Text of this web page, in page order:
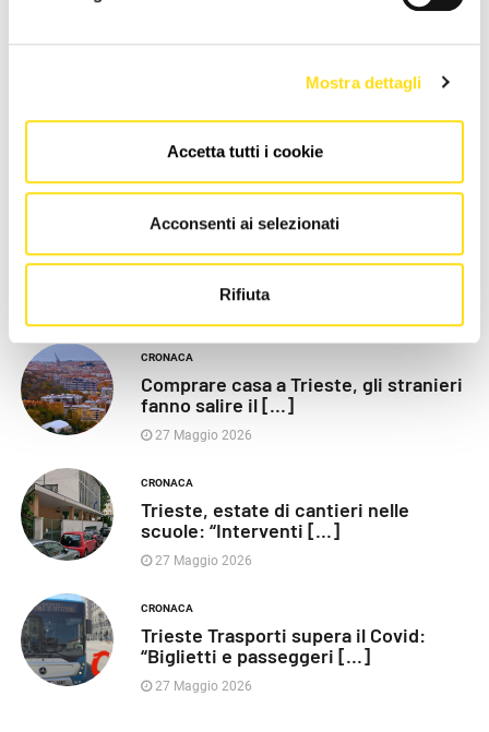
Mostra dettagli
Accetta tutti i cookie
Acconsenti ai selezionati
Rifiuta
chiusa”, Vaccarezza [...]
27 Maggio 2026
CRONACA
Poliziotti sempre più sotto
CRONACA
Comprare casa a Trieste, gli stranieri
fanno salire il [...]
27 Maggio 2026
CRONACA
Trieste, estate di cantieri nelle
scuole: “Interventi [...]
27 Maggio 2026
CRONACA
Trieste Trasporti supera il Covid:
“Biglietti e passeggeri [...]
27 Maggio 2026